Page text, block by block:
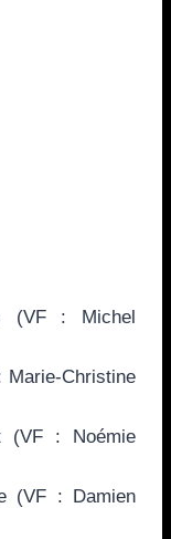
(VF : Michel
Marie-Christine
(VF : Noémie
(VF : Damien